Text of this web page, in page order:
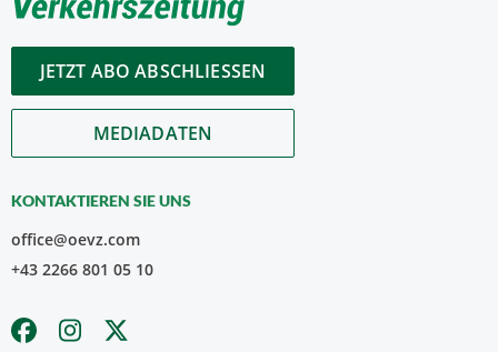
JETZT ABO ABSCHLIESSEN
MEDIADATEN
KONTAKTIEREN SIE UNS
office@oevz.com
+43 2266 801 05 10